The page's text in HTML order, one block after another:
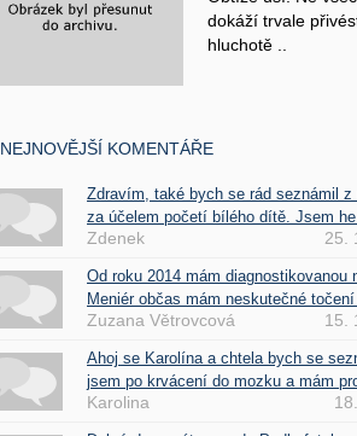
dokáží trvale
hluchotě ..
NEJNOVĚJŠÍ KOMENTÁŘE
Zdravím, také bych se rád seznámil z
za účelem početí bílého dítě. Jsem he
Zdenek 25.
Od roku 2014 mám diagnostikovanou
Meniér občas mám neskutečné točení
Zuzana Větrovcová 15.
Ahoj se Karolína a chtela bych se
jsem po krvácení do mozku a mám
Karolina